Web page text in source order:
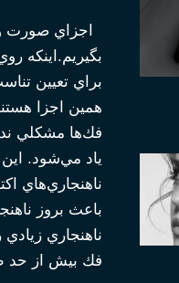
اجزاي صورت و
بگيريم.اينكه
براي تعيين
همين اجزا
فك‌ها مشكلي
ياد مي‌شود.
ناهنجاري‌هاي
باعث بروز
ناهنجاري
فك بيش از حد